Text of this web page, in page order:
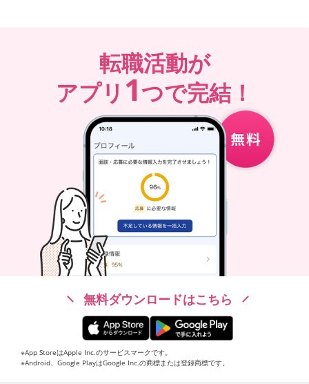
転職活動が
アプリ 1つで完結！
無料ダウンロードはこちら
※App StoreはApple Inc.のサービスマークです。
※Android、Google PlayはGoogle Inc.の商標または登録商標です。